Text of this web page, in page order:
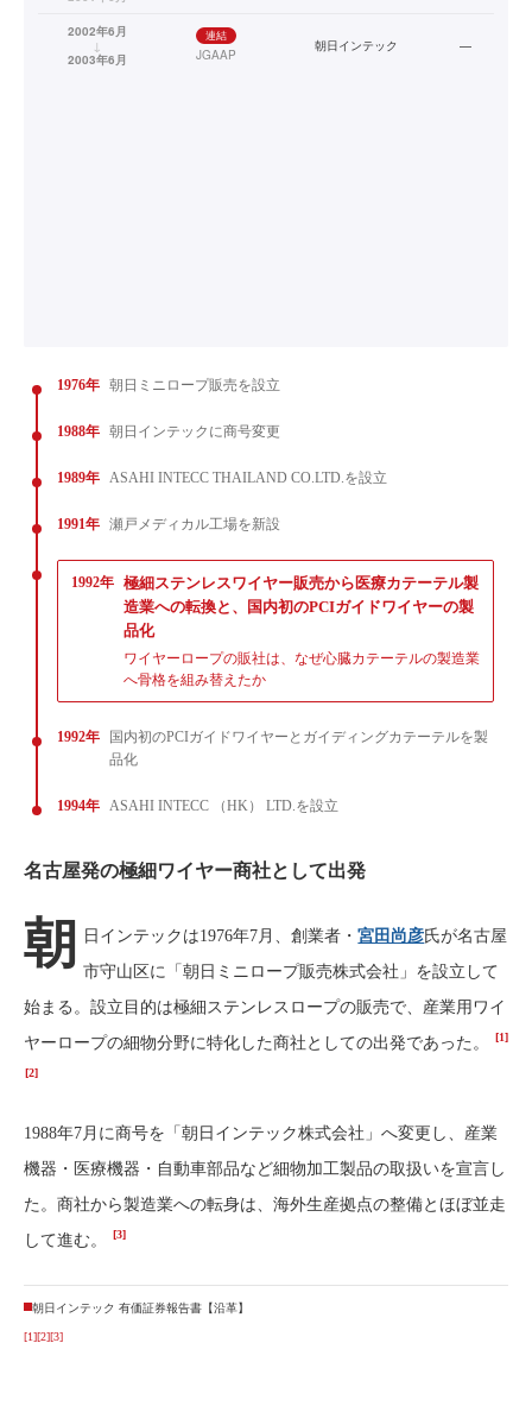
2002年6月
↓
2003年6月
連結
JGAAP
朝日インテック —
1976年 朝日ミニロープ販売を設立
1988年 朝日インテックに商号変更
1989年 ASAHI INTECC THAILAND CO.LTD.を設立
1991年 瀬戸メディカル工場を新設
1992年 極細ステンレスワイヤー販売から医療カテーテル製
造業への転換と、国内初のPCIガイドワイヤーの製
品化
ワイヤーロープの販社は、なぜ心臓カテーテルの製造業
へ骨格を組み替えたか
1992年
国内初のPCIガイドワイヤーとガイディングカテーテルを製
品化
1994年 ASAHI INTECC （HK） LTD.を設立
名古屋発の極細ワイヤー商社として出発
朝 日インテックは1976年7月、創業者・宮田尚彦氏が名古屋
市守山区に「朝日ミニロープ販売株式会社」を設立して
始まる。設立目的は極細ステンレスロープの販売で、産業用ワイ
ヤーロープの細物分野に特化した商社としての出発であった。
[1]
[2]
1988年7月に商号を「朝日インテック株式会社」へ変更し、産業
機器・医療機器・自動車部品など細物加工製品の取扱いを宣言し
た。商社から製造業への転身は、海外生産拠点の整備とほぼ並走
して進む。
[3]
朝日インテック 有価証券報告書【沿革】
[1][2][3]